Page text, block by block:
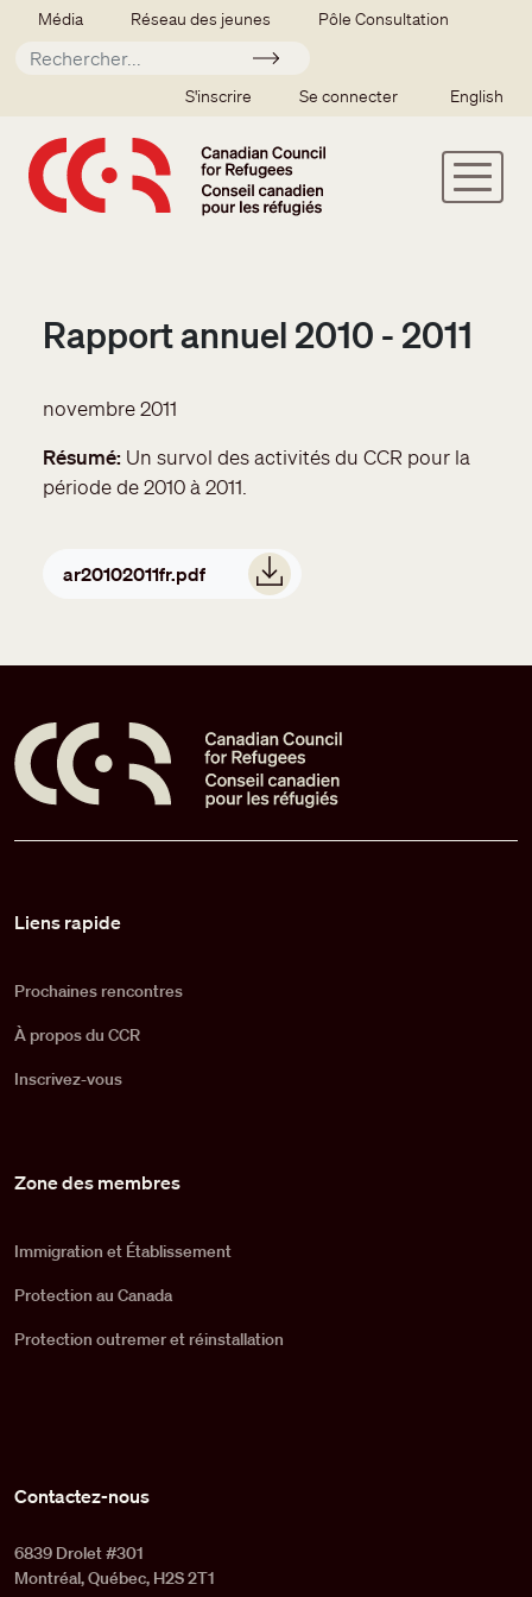
Aller au contenu principal
Secondary menu
Média Réseau des jeunes Pôle Consultation
Soumettre
SSO user menu
S'inscrire Se connecter English
Rapport annuel 2010 - 2011
novembre 2011
Résumé Un survol des activités du CCR pour la
période de 2010 à 2011.
ar20102011fr.pdf
Liens rapide
Prochaines rencontres
À propos du CCR
Inscrivez-vous
Zone des membres
Immigration et Établissement
Protection au Canada
Protection outremer et réinstallation
Contactez-nous
6839 Drolet #301
Montréal, Québec, H2S 2T1